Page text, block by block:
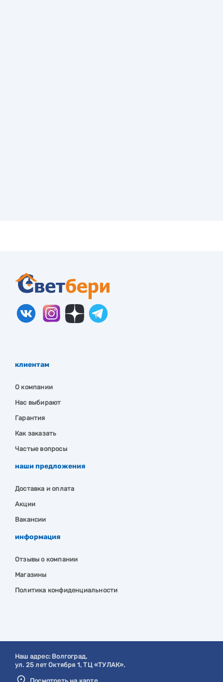
клиентам
О компании
Нас выбирают
Гарантия
Как заказать
Частые вопросы
наши предложения
Доставка и оплата
Акции
Вакансии
информация
Отзывы о компании
Магазины
Политика конфиденциальности
Наш адрес: Волгоград,
ул. 25 лет Октября 1, ТЦ «ТУЛАК».